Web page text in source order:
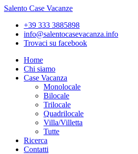
Salento Case Vacanze
+39 333 3885898
info@salentocasevacanza.info
Trovaci su facebook
Home
Chi siamo
Case Vacanza
Monolocale
Bilocale
Trilocale
Quadrilocale
Villa/Villetta
Tutte
Ricerca
Contatti